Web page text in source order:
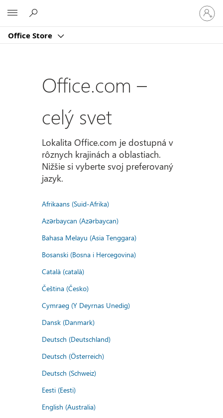
Office Store
sa
k
kontu
Office.com –
celý svet
Lokalita Office.com je dostupná v
rôznych krajinách a oblastiach.
Nižšie si vyberte svoj preferovaný
jazyk.
Afrikaans (Suid-Afrika)
Azərbaycan (Azərbaycan)
Bahasa Melayu (Asia Tenggara)
Bosanski (Bosna i Hercegovina)
Català (català)
Čeština (Česko)
Cymraeg (Y Deyrnas Unedig)
Dansk (Danmark)
Deutsch (Deutschland)
Deutsch (Österreich)
Deutsch (Schweiz)
Eesti (Eesti)
English (Australia)